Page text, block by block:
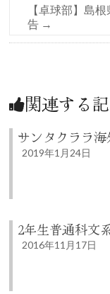
【卓球部】島
告 →
関連する
サンタクララ海
2019年1月24日
2年生普通科文
2016年11月17日